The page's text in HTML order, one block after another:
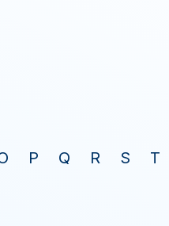
P Q R S T